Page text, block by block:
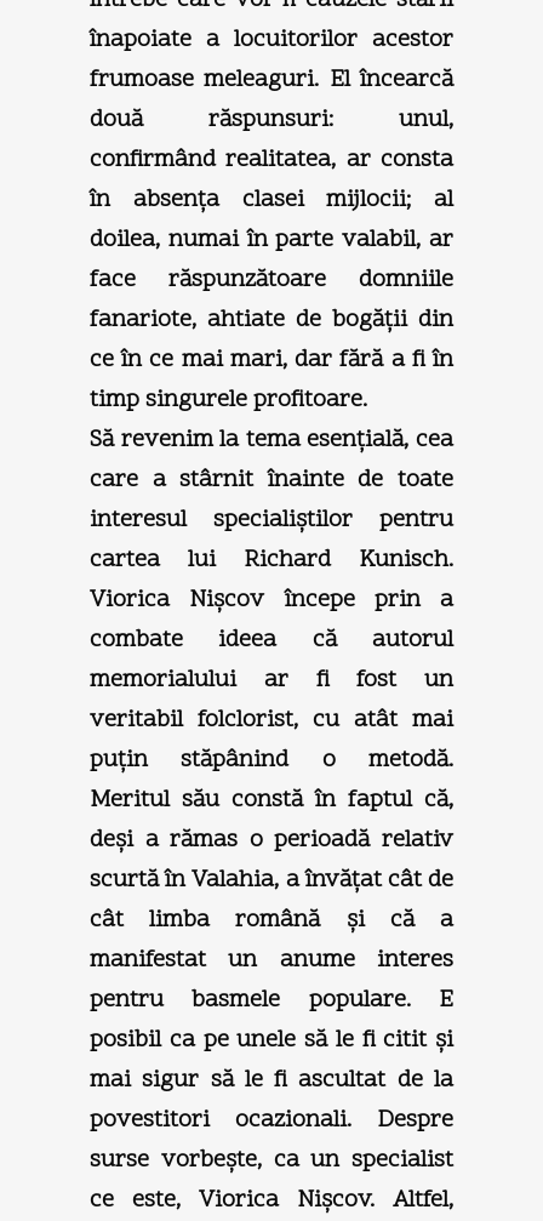
înapoiate a locuitorilor acestor
frumoase meleaguri. El încearcă
două răspunsuri: unul,
confirmând realitatea, ar consta
în absenţa clasei mijlocii; al
doilea, numai în parte valabil, ar
face răspunzătoare domniile
fanariote, ahtiate de bogăţii din
ce în ce mai mari, dar fără a fi în
timp singurele profitoare.
Să revenim la tema esenţială, cea
care a stârnit înainte de toate
interesul specialiştilor pentru
cartea lui Richard Kunisch.
Viorica Nişcov începe prin a
combate ideea că autorul
memorialului ar fi fost un
veritabil folclorist, cu atât mai
puţin stăpânind o metodă.
Meritul său constă în faptul că,
deşi a rămas o perioadă relativ
scurtă în Valahia, a învăţat cât de
cât limba română şi că a
manifestat un anume interes
pentru basmele populare. E
posibil ca pe unele să le fi citit şi
mai sigur să le fi ascultat de la
povestitori ocazionali. Despre
surse vorbeşte, ca un specialist
ce este, Viorica Nişcov. Altfel,